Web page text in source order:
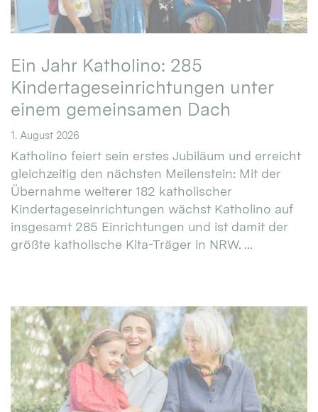
Ein Jahr Katholino: 285
Kindertageseinrichtungen unter
einem gemeinsamen Dach
1. August 2026
Katholino feiert sein erstes Jubiläum und erreicht
gleichzeitig den nächsten Meilenstein: Mit der
Übernahme weiterer 182 katholischer
Kindertageseinrichtungen wächst Katholino auf
insgesamt 285 Einrichtungen und ist damit der
größte katholische Kita-Träger in NRW. ...